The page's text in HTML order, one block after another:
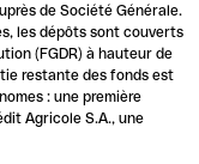
de Société Générale.
les dépôts sont couverts
(FGDR) à hauteur de
restante des fonds est
: une première
Agricole S.A., une